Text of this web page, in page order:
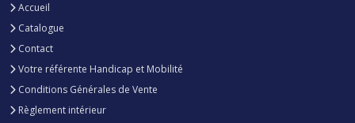
Accueil
Catalogue
Contact
Votre référente Handicap et Mobilité
Conditions Générales de Vente
Règlement intérieur